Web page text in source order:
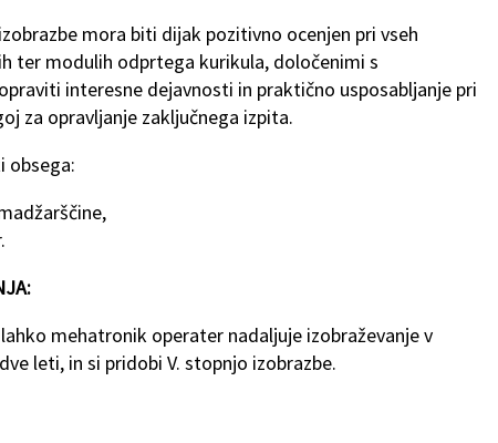
mora biti dijak pozitivno ocenjen pri vseh
ter modulih odprtega kurikula, določenimi s
interesne dejavnosti in praktično usposabljanje pri
za opravljanje zaključnega izpita.
obsega:
mehatronik operater nadaljuje izobraževanje v
leti, in si pridobi V. stopnjo izobrazbe.